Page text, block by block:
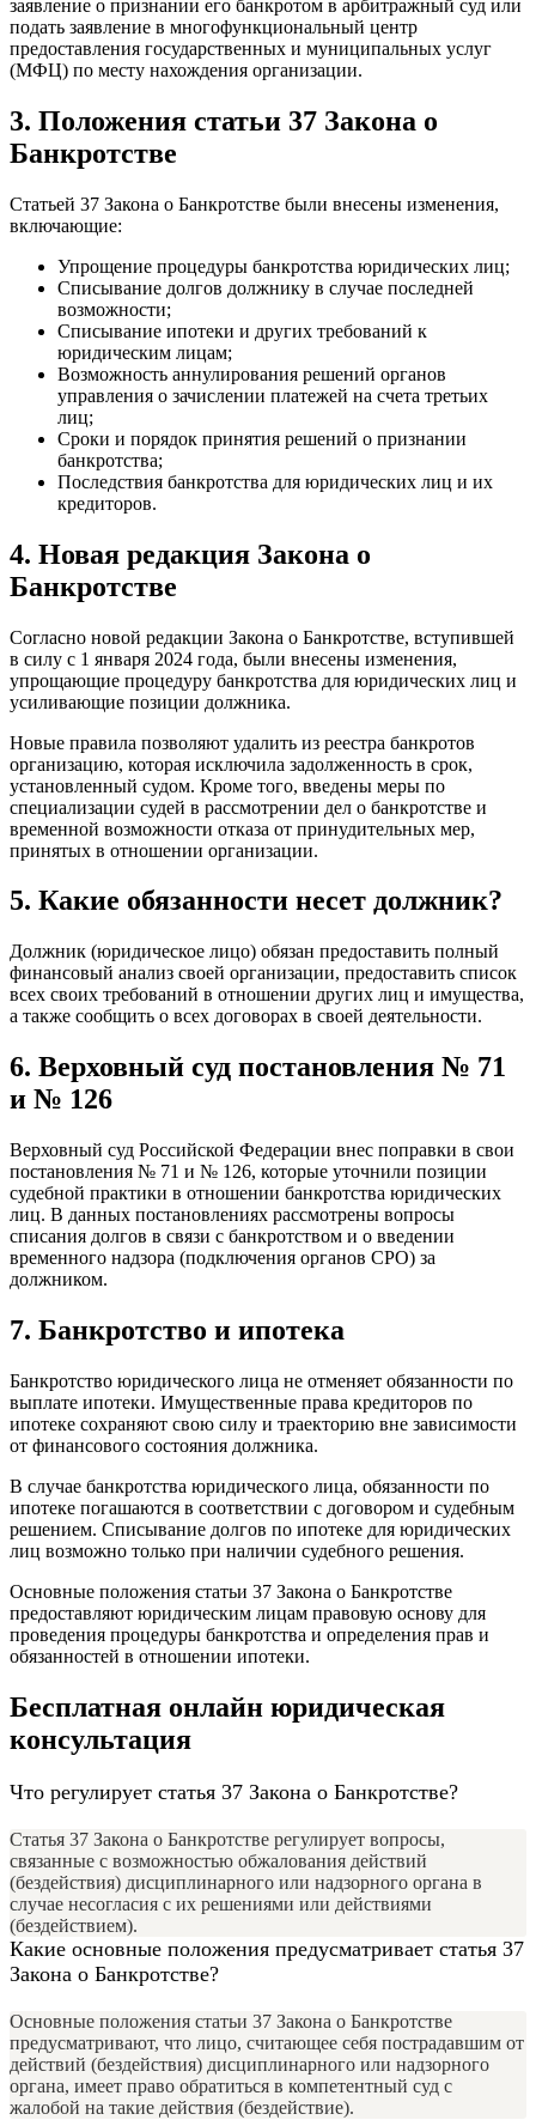
заявление о признании его банкротом в арбитражный суд или
подать заявление в многофункциональный центр
предоставления государственных и муниципальных услуг
(МФЦ) по месту нахождения организации.
3. Положения статьи 37 Закона о
Банкротстве
Статьей 37 Закона о Банкротстве были внесены изменения,
включающие:
Упрощение процедуры банкротства юридических лиц;
Списывание долгов должнику в случае последней
возможности;
Списывание ипотеки и других требований к
юридическим лицам;
Возможность аннулирования решений органов
управления о зачислении платежей на счета третьих
лиц;
Сроки и порядок принятия решений о признании
банкротства;
Последствия банкротства для юридических лиц и их
кредиторов.
4. Новая редакция Закона о
Банкротстве
Согласно новой редакции Закона о Банкротстве, вступившей
в силу с 1 января 2024 года, были внесены изменения,
упрощающие процедуру банкротства для юридических лиц и
усиливающие позиции должника.
Новые правила позволяют удалить из реестра банкротов
организацию, которая исключила задолженность в срок,
установленный судом. Кроме того, введены меры по
специализации судей в рассмотрении дел о банкротстве и
временной возможности отказа от принудительных мер,
принятых в отношении организации.
5. Какие обязанности несет должник?
Должник (юридическое лицо) обязан предоставить полный
финансовый анализ своей организации, предоставить список
всех своих требований в отношении других лиц и имущества,
а также сообщить о всех договорах в своей деятельности.
6. Верховный суд постановления № 71
и № 126
Верховный суд Российской Федерации внес поправки в свои
постановления № 71 и № 126, которые уточнили позиции
судебной практики в отношении банкротства юридических
лиц. В данных постановлениях рассмотрены вопросы
списания долгов в связи с банкротством и о введении
временного надзора (подключения органов СРО) за
должником.
7. Банкротство и ипотека
Банкротство юридического лица не отменяет обязанности по
выплате ипотеки. Имущественные права кредиторов по
ипотеке сохраняют свою силу и траекторию вне зависимости
от финансового состояния должника.
В случае банкротства юридического лица, обязанности по
ипотеке погашаются в соответствии с договором и судебным
решением. Списывание долгов по ипотеке для юридических
лиц возможно только при наличии судебного решения.
Основные положения статьи 37 Закона о Банкротстве
предоставляют юридическим лицам правовую основу для
проведения процедуры банкротства и определения прав и
обязанностей в отношении ипотеки.
Бесплатная онлайн юридическая
консультация
Что регулирует статья 37 Закона о Банкротстве?
Статья 37 Закона о Банкротстве регулирует вопросы,
связанные с возможностью обжалования действий
(бездействия) дисциплинарного или надзорного органа в
случае несогласия с их решениями или действиями
(бездействием).
Какие основные положения предусматривает статья 37
Закона о Банкротстве?
Основные положения статьи 37 Закона о Банкротстве
предусматривают, что лицо, считающее себя пострадавшим от
действий (бездействия) дисциплинарного или надзорного
органа, имеет право обратиться в компетентный суд с
жалобой на такие действия (бездействие).